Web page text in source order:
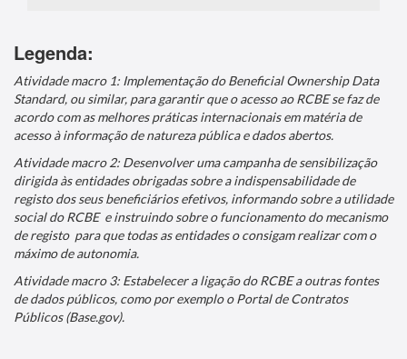
Legenda:
Atividade macro 1: Implementação do Beneficial Ownership Data
Standard, ou similar, para garantir que o acesso ao RCBE se faz de
acordo com as melhores práticas internacionais em matéria de
acesso à informação de natureza pública e dados abertos.
Atividade macro 2: Desenvolver uma campanha de sensibilização
dirigida às entidades obrigadas sobre a indispensabilidade de
registo dos seus beneficiários efetivos, informando sobre a utilidade
social do RCBE e instruindo sobre o funcionamento do mecanismo
de registo para que todas as entidades o consigam realizar com o
máximo de autonomia.
Atividade macro 3: Estabelecer a ligação do RCBE a outras fontes
de dados públicos, como por exemplo o Portal de Contratos
Públicos (Base.gov).